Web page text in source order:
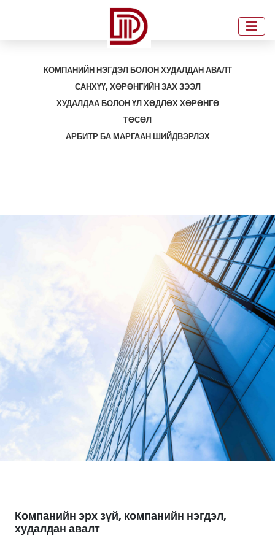
КОМПАНИЙН НЭГДЭЛ БОЛОН ХУДАЛДАН АВАЛТ
САНХҮҮ, ХӨРӨНГИЙН ЗАХ ЗЭЭЛ
ХУДАЛДАА БОЛОН ҮЛ ХӨДЛӨХ ХӨРӨНГӨ
ТӨСӨЛ
АРБИТР БА МАРГААН ШИЙДВЭРЛЭХ
Компанийн эрх зүй, компанийн нэгдэл,
худалдан авалт